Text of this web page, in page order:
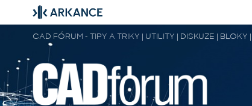
CAD FÓRUM - TIPY A TRIKY | UTILITY | DISKUZE |